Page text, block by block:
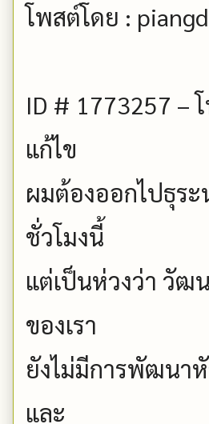
โพสต์โดย :
ID # 1773257 –
แก้ไข
ผมต้องออกไปธุร
ชั่วโมงนี้
แต่เป็นห่วงว่า วัฒ
ของเรา
ยังไม่มีการพัฒนา
และ